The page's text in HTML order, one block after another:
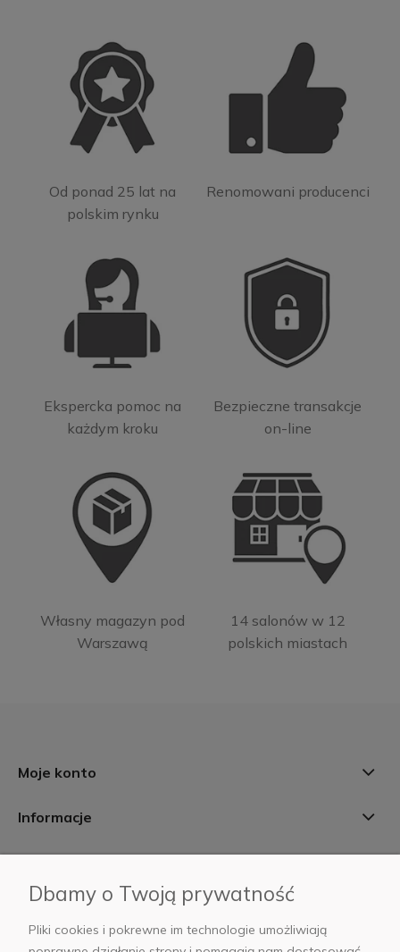
Od ponad 25 lat na
polskim rynku
Renomowani producenci
Ekspercka pomoc na
każdym kroku
Bezpieczne transakcje
on-line
Własny magazyn pod
Warszawą
14 salonów w 12
polskich miastach
Moje konto
Informacje
AB Foto
Dbamy o Twoją prywatność
Pliki cookies i pokrewne im technologie umożliwiają